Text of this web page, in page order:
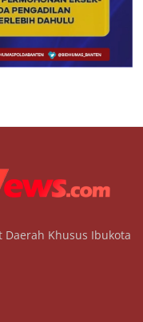
Daerah Khusus Ibukota